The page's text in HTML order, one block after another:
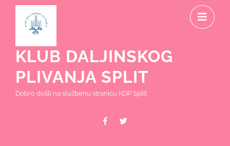
content
KLUB DALJINSKOG
PLIVANJA SPLIT
Dobro došli na službenu stranicu KDP Split
Facebook